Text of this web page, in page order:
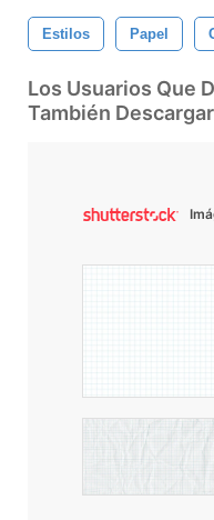
Estilos Papel
Los Usuarios Que
También